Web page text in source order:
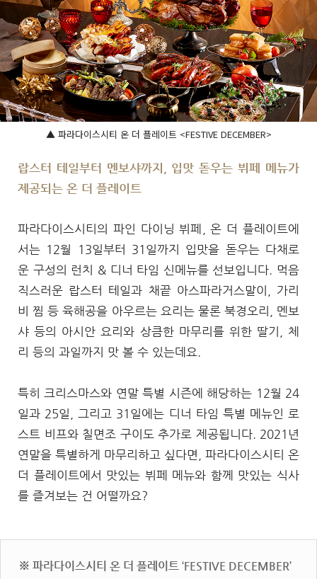
▲ 파라다이스시티 온 더 플레이트 <FESTIVE DECEMBER>
랍스터 테일부터 멘보샤까지, 입맛 돋우는 뷔페 메뉴가
제공되는 온 더 플레이트
파라다이스시티의 파인 다이닝 뷔페, 온 더 플레이트에
서는 12월 13일부터 31일까지 입맛을 돋우는 다채로
운 구성의 런치 & 디너 타임 신메뉴를 선보입니다. 먹음
직스러운 랍스터 테일과 채끝 아스파라거스말이, 가리
비 찜 등 육해공을 아우르는 요리는 물론 북경오리, 멘보
샤 등의 아시안 요리와 상큼한 마무리를 위한 딸기, 체
리 등의 과일까지 맛 볼 수 있는데요.
특히 크리스마스와 연말 특별 시즌에 해당하는 12월 24
일과 25일, 그리고 31일에는 디너 타임 특별 메뉴인 로
스트 비프와 칠면조 구이도 추가로 제공됩니다. 2021년
연말을 특별하게 마무리하고 싶다면, 파라다이스시티 온
더 플레이트에서 맛있는 뷔페 메뉴와 함께 맛있는 식사
를 즐겨보는 건 어떨까요?
※ 파라다이스시티 온 더 플레이트 ‘FESTIVE DECEMBER’